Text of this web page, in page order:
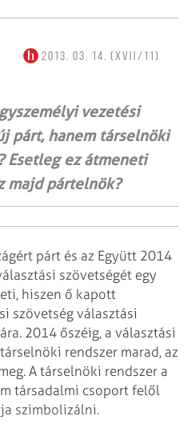
2013. 03. 14. (XVII/11)
vezetési
párt, hanem társelnöki
Esetleg ez átmeneti
majd pártelnök?
párt és az Együtt 2014
szövetségét egy
hiszen ő kapott
szövetség választási
2014 őszéig, a választási
rendszer marad, az
A társelnöki rendszer a
társadalmi csoport felől
szimbolizálni.